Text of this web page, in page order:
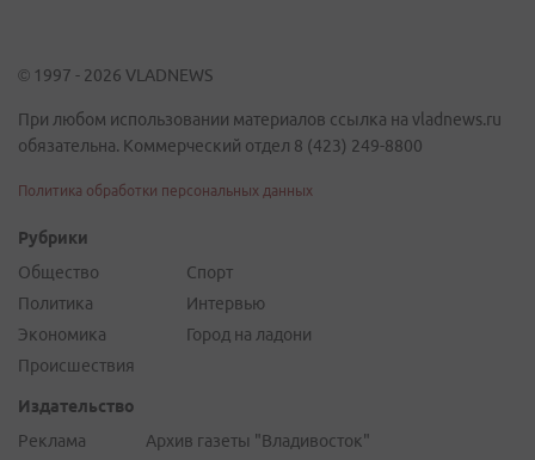
© 1997 - 2026 VLADNEWS
При любом использовании материалов ссылка на vladnews.ru
обязательна. Коммерческий отдел 8 (423) 249-8800
Политика обработки персональных данных
Рубрики
Общество
Политика
Экономика
Происшествия
Спорт
Интервью
Город на ладони
Издательство
Реклама
Архив газеты "Владивосток"